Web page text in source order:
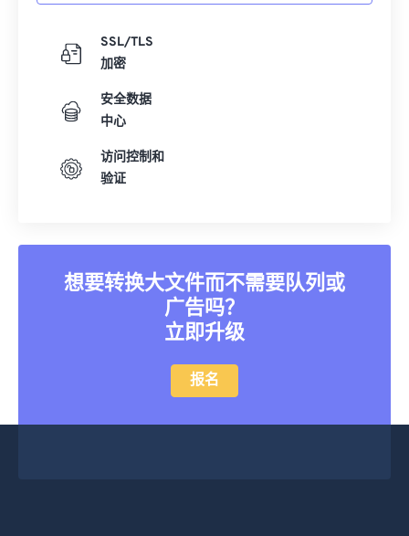
SSL/TLS
加密
安全数据
中心
访问控制和
验证
想要转换大文件而不需要队列或
广告吗？
立即升级
报名